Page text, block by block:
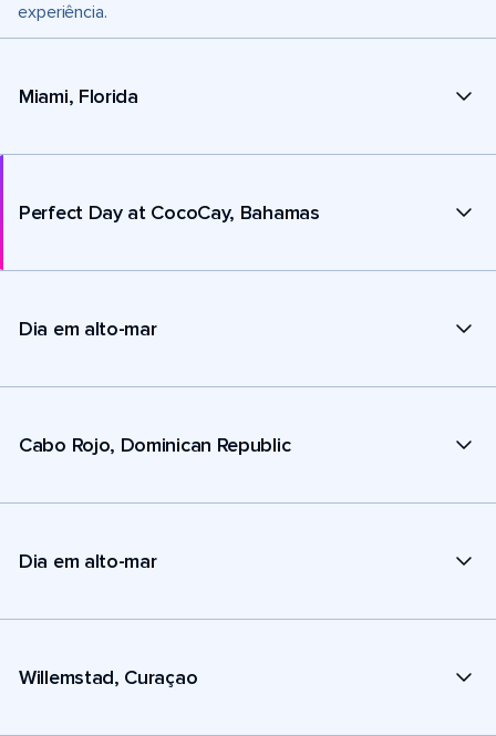
experiência.
Miami, Florida
Perfect Day at CocoCay, Bahamas
Dia em alto-mar
Cabo Rojo, Dominican Republic
Dia em alto-mar
Willemstad, Curaçao